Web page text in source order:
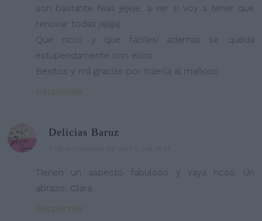
son bastante feas jejeje, a ver si voy a tener que
renovar todas jajajaj.
Que ricos y que fáciles! además se queda
estupendamente con ellos.
Besitos y mil gracias por traerla al mañoso
Responder
Delicias Baruz
Tienen un aspecto fabuloso y vaya ricos. Un
abrazo, Clara
Responder